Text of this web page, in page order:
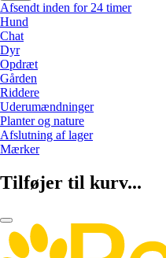
Afsendt inden for 24 timer
Hund
Chat
Dyr
Opdræt
Gården
Riddere
Uderumændninger
Planter og nature
Afslutning af lager
Mærker
Tilføjer til kurv...